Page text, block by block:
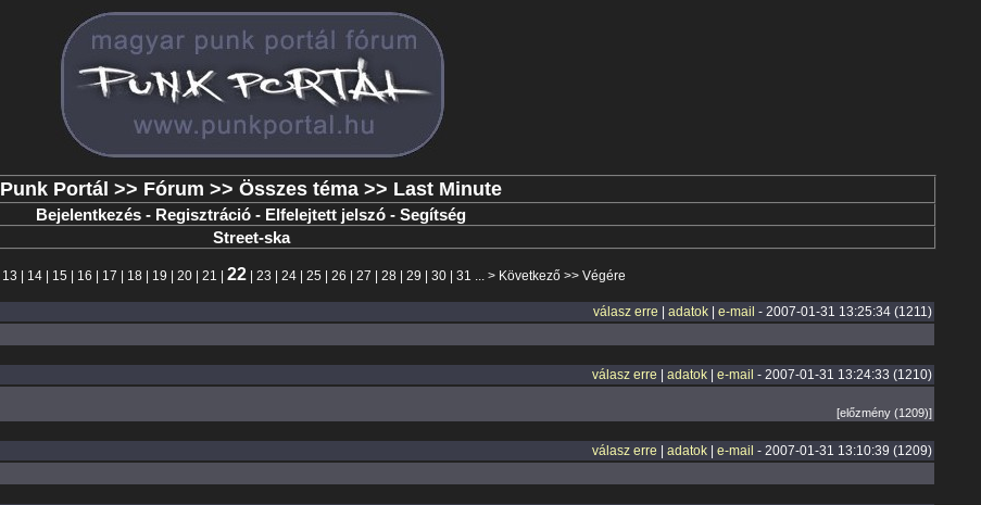
Punk Portál >> Fórum >> Összes téma >> Last Minute
Bejelentkezés - Regisztráció - Elfelejtett jelszó - Segítség
Street-ska
13 14| 15 16 17 18| 19 20| 21 22| 23 24| 25 26 27 28| 29 30| 31 ... > Következő>> Végére
válasz erre adatok| e-mail - 2007-01-31 13:25:34 (1211)
válasz erre adatok| e-mail - 2007-01-31 13:24:33 (1210)
[előzmény (1209)]
válasz erre adatok| e-mail - 2007-01-31 13:10:39 (1209)